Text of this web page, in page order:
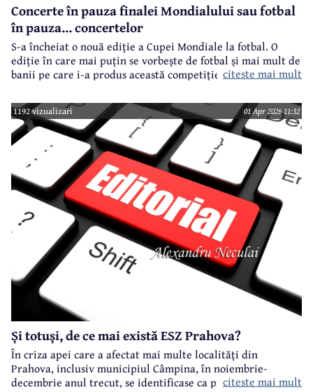
Concerte în pauza finalei Mondialului sau fotbal
în pauza... concertelor
S-a încheiat o nouă ediție a Cupei Mondiale la fotbal. O
ediție în care mai puțin se vorbește de fotbal și mai mult de
banii pe care i-a produs această competiție. citeste mai mult
1192 vizualizari 01 Apr 2026 11:32
Și totuși, de ce mai există ESZ Prahova?
În criza apei care a afectat mai multe localități din
Prahova, inclusiv municipiul Câmpina, în noiembrie-
decembrie anul trecut, se identificase ca principal vinovat
citeste mai mult